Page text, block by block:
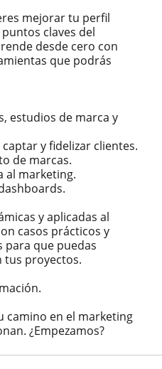
mejorar tu perfil
claves del
desde cero con
que podrás
estudios de marca y
y fidelizar clientes.
de marcas.
al marketing.
y aplicadas al
casos prácticos y
para que puedas
tus proyectos.
camino en el marketing
¿Empezamos?